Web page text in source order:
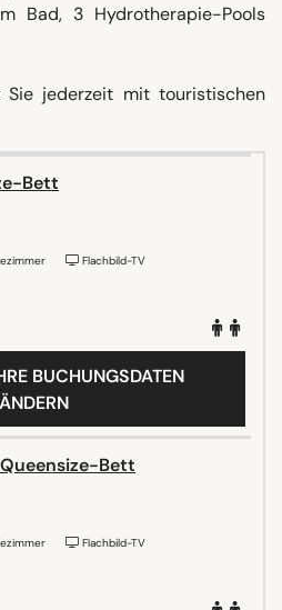
Bad, 3 Hydrotherapie-Pools
Sie jederzeit mit touristischen
Bett
Flachbild-TV
BUCHUNGSDATEN
ÄNDERN
Bett
Flachbild-TV